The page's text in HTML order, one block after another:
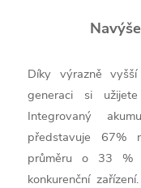
Díky výrazně
generaci si
Integrovaný
představuje 67%
průměru o 33 %
konkurenční